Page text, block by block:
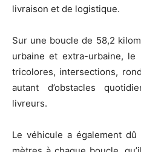
livraison et de logistique.
Sur une boucle de 58,2
urbaine et extra-urbaine,
tricolores, intersections,
autant d’obstacles
livreurs.
Le véhicule a également